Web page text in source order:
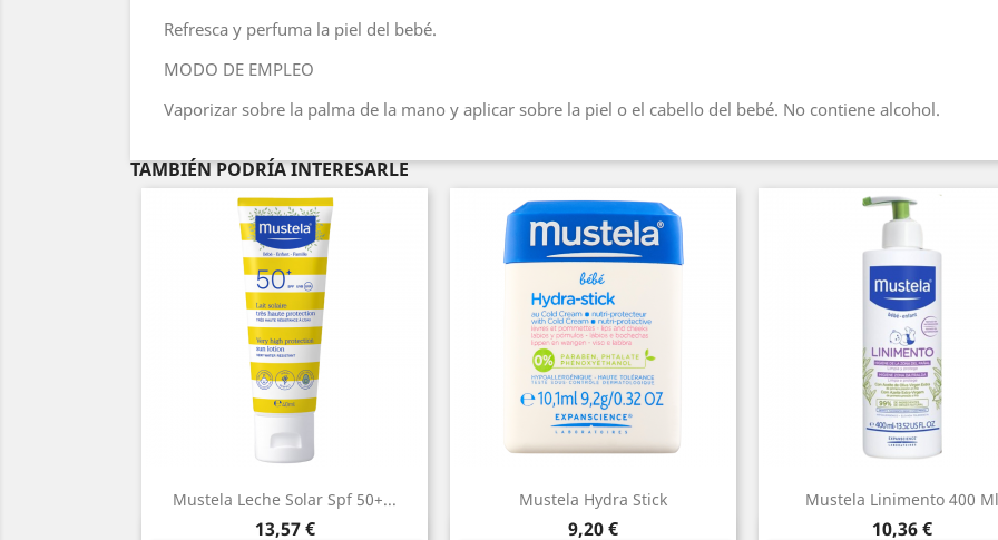
Refresca y perfuma la piel del bebé.
MODO DE EMPLEO
Vaporizar sobre la palma de la mano y aplicar sobre la piel o el cabello del bebé. No contiene alcohol.
TAMBIÉN PODRÍA INTERESARLE
Mustela Leche Solar Spf 50+...
Precio
13,57 €
Mustela Hydra Stick
Precio
9,20 €
Mustela Linimento 400 Ml
Precio
10,36 €